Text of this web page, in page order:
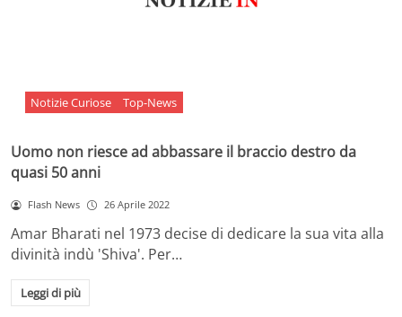
Notizie Curiose Top-News
Uomo non riesce ad abbassare il braccio destro da
quasi 50 anni
Flash News 26 Aprile 2022
Amar Bharati nel 1973 decise di dedicare la sua vita alla
divinità indù 'Shiva'. Per…
Leggi di più